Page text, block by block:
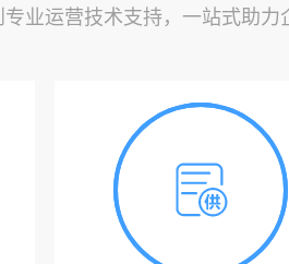
业运营技术支持，一站式助力